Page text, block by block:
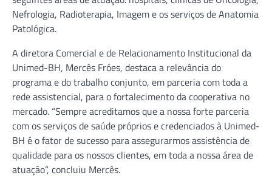
Nefrologia, Radioterapia, Imagem e os serviços de Anatomia
Patológica.
A diretora Comercial e de Relacionamento Institucional da
Unimed-BH, Mercês Fróes, destaca a relevância do
programa e do trabalho conjunto, em parceria com toda a
rede assistencial, para o fortalecimento da cooperativa no
mercado. “Sempre acreditamos que a nossa forte parceria
com os serviços de saúde próprios e credenciados à Unimed-
BH é o fator de sucesso para assegurarmos assistência de
qualidade para os nossos clientes, em toda a nossa área de
atuação”, concluiu Mercês.